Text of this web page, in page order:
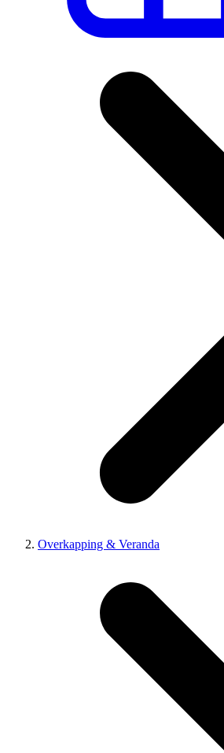
Overkapping & Veranda